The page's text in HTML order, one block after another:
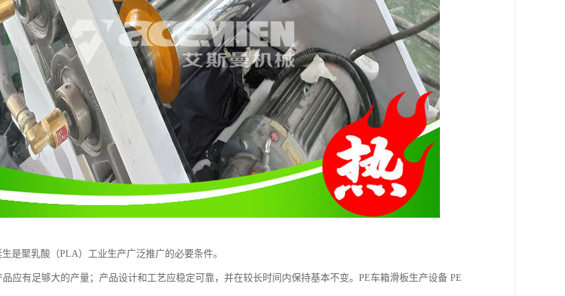
是聚乳酸（PLA）工业生产广泛推广的必要条件。
应有足够大的产量；产品设计和工艺应稳定可靠，并在较长时间内保持基本不变。PE车箱滑板生产设备 PE